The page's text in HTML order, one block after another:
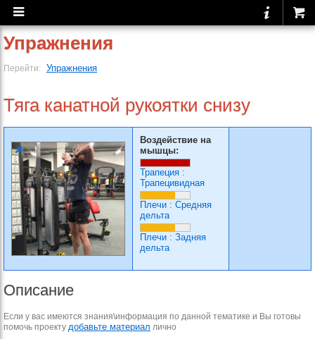
Упражнения
Перейти: Упражнения
Тяга канатной рукоятки снизу
Воздействие на
мышцы:
Трапеция :
Трапецивидная
Плечи : Средняя
дельта
Плечи : Задняя
дельта
Описание
Если у вас имеются знания\информация по данной тематике и Вы готовы
помочь проекту добавьте материал лично